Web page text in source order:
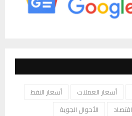
أسعار العملات
أسعار النفط
اقتصاد
الأحوال الجوية